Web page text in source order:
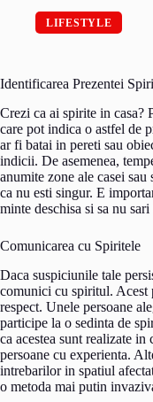
LIFESTYLE
Identificarea Prezentei
Crezi ca ai spirite in casa?
care pot indica o astfel de
ar fi batai in pereti sau
indicii. De asemenea,
anumite zone ale casei
ca nu esti singur. E
minte deschisa si sa nu
Comunicarea cu Spiritele
Daca suspiciunile tale
comunici cu spiritul. Acest
respect. Unele persoane
participe la o sedinta de
ca acestea sunt realizate
persoane cu experienta.
intrebarilor in spatiul
o metoda mai putin